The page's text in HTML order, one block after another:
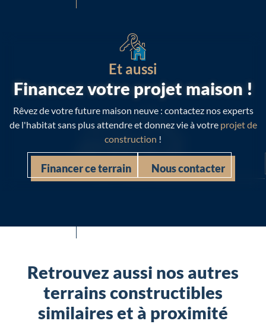
Et aussi
Financez votre projet maison !
Rêvez de votre future maison neuve : contactez nos experts
de l'habitat sans plus attendre et donnez vie à votre projet de
construction !
Financer ce terrain Nous contacter
Retrouvez aussi nos autres
terrains constructibles
similaires et à proximité